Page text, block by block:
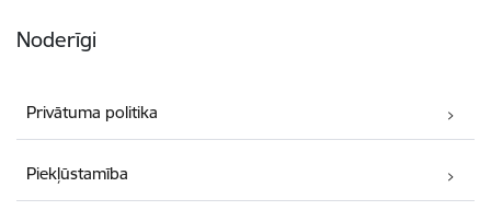
Noderīgi
Privātuma politika
Piekļūstamība